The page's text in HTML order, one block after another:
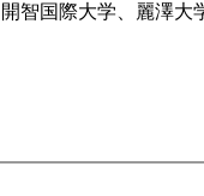
智国際大学、麗澤大